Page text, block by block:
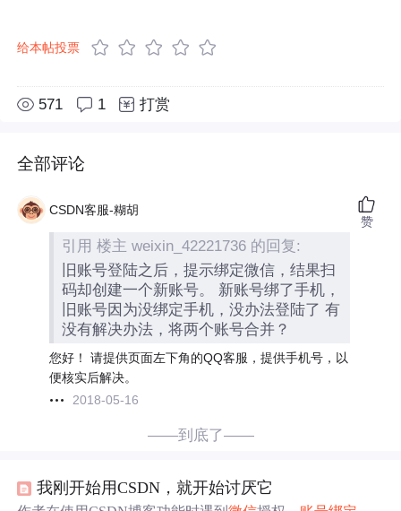
给本帖投票
571 1 打赏
全部评论
CSDN客服-糊胡
引用 楼主 weixin_42221736 的回复:
旧账号登陆之后，提示绑定微信，结果扫
码却创建一个新账号。 新账号绑了手机，
旧账号因为没绑定手机，没办法登陆了 有
没有解决办法，将两个账号合并？
您好！ 请提供页面左下角的QQ客服，提供手机号，以
便核实后解决。
2018-05-16
赞
——到底了——
我刚开始用CSDN，就开始讨厌它